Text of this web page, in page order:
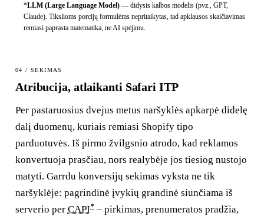
*LLM (Large Language Model)— didysis kalbos modelis (pvz., GPT,
Claude). Tikslioms porcijų formulėms nepritaikytas, tad apklausos skaičiavimas
remiasi paprasta matematika, ne AI spėjimu.
04 / SEKIMAS
Atribucija, atlaikanti Safari ITP
Per pastaruosius dvejus metus naršyklės apkarpė didelę
dalį duomenų, kuriais remiasi Shopify tipo
parduotuvės. Iš pirmo žvilgsnio atrodo, kad reklamos
konvertuoja prasčiau, nors realybėje jos tiesiog nustojo
matyti. Garrdu konversijų sekimas vyksta ne tik
naršyklėje: pagrindinė įvykių grandinė siunčiama iš
serverio per CAPI* – pirkimas, prenumeratos pradžia,